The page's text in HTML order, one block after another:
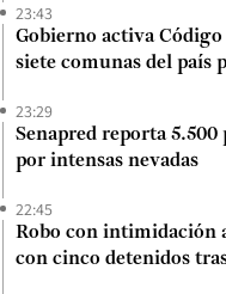
23:43
Gobierno activa
siete comunas del país
23:29
Senapred reporta 5.500
por intensas nevadas
22:45
Robo con intimidación
con cinco detenidos